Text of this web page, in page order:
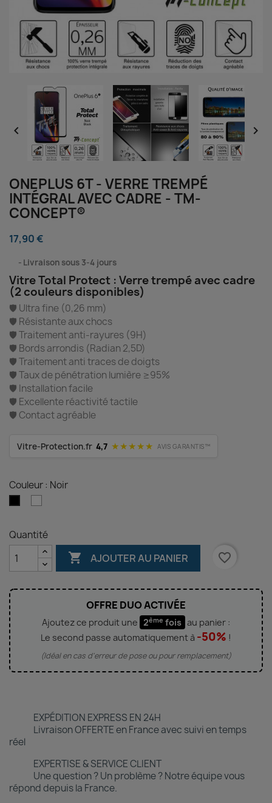
 
ONEPLUS 6T - VERRE TREMPÉ
INTÉGRAL AVEC CADRE - TM-
CONCEPT®
17,90 €
Livraison sous 3-4 jours
Vitre Total Protect : Verre trempé avec cadre
(2 couleurs disponibles)
🛡️ Ultra fine (0,26 mm)
🛡️ Résistante aux chocs
🛡️ Traitement anti-rayures (9H)
🛡️ Bords arrondis (Radian 2,5D)
🛡️ Traitement anti traces de doigts
🛡️ Taux de pénétration lumière ≥95%
🛡️ Installation facile
🛡️ Excellente réactivité tactile
🛡️ Contact agréable
Vitre-Protection.fr 4,7 ★★★★★ AVIS GARANTIS™
Couleur : Noir
Quantité
 AJOUTER AU PANIER favorite_border
OFFRE DUO ACTIVÉE
Ajoutez ce produit une 2ème fois au panier :
Le second passe automatiquement à -50% !
(Idéal en cas d'erreur de pose ou pour remplacement)
EXPÉDITION EXPRESS EN 24H
Livraison OFFERTE en France avec suivi en temps
réel
EXPERTISE & SERVICE CLIENT
Une question ? Un problème ? Notre équipe vous
répond depuis la France.